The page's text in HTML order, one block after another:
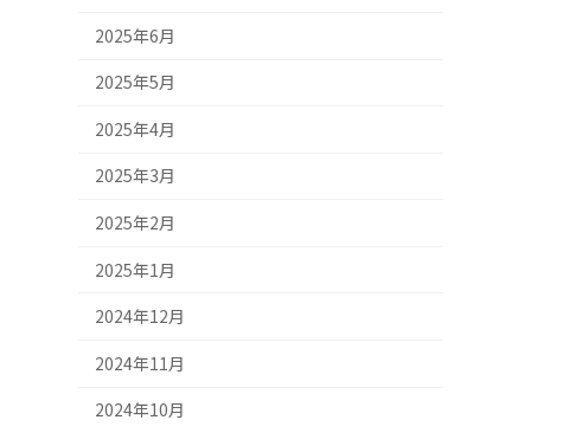
2025年6月
2025年5月
2025年4月
2025年3月
2025年2月
2025年1月
2024年12月
2024年11月
2024年10月